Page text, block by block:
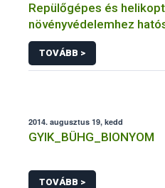
Repülőgépes és
növényvédelemhez
rendelkező szervezetek
TOVÁBB >
2014. augusztus 19, kedd
GYIK_BÜHG_BIONYOM
TOVÁBB >